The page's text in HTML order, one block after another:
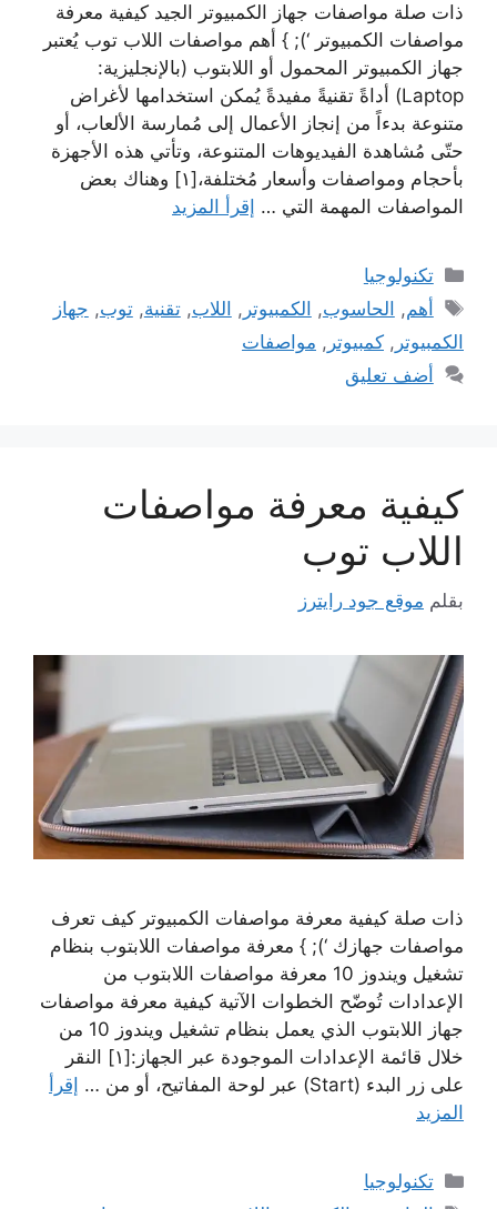
ذات صلة مواصفات جهاز الكمبيوتر الجيد كيفية معرفة
مواصفات الكمبيوتر ‘); } أهم مواصفات اللاب توب يُعتبر
جهاز الكمبيوتر المحمول أو اللابتوب (بالإنجليزية:
Laptop) أداةً تقنيةً مفيدةً يُمكن استخدامها لأغراض
متنوعة بدءاً من إنجاز الأعمال إلى مُمارسة الألعاب، أو
حتّى مُشاهدة الفيديوهات المتنوعة، وتأتي هذه الأجهزة
بأحجام ومواصفات وأسعار مُختلفة،[١] وهناك بعض
المواصفات المهمة التي … إقرأ المزيد
التصنيفات
تكنولوجيا
الوسوم
أهم, الحاسوب, الكمبيوتر , اللاب,تقنية,توب, جهاز
الكمبيوتر , كمبيوتر , مواصفات
أضف تعليق
كيفية معرفة مواصفات
اللاب توب
بقلم موقع جود رايترز
ذات صلة كيفية معرفة مواصفات الكمبيوتر كيف تعرف
مواصفات جهازك ‘); } معرفة مواصفات اللابتوب بنظام
تشغيل ويندوز 10 معرفة مواصفات اللابتوب من
الإعدادات تُوضّح الخطوات الآتية كيفية معرفة مواصفات
جهاز اللابتوب الذي يعمل بنظام تشغيل ويندوز 10 من
خلال قائمة الإعدادات الموجودة عبر الجهاز:[١] النقر
على زر البدء (Start) عبر لوحة المفاتيح، أو من …
إقرأ
المزيد
التصنيفات
تكنولوجيا